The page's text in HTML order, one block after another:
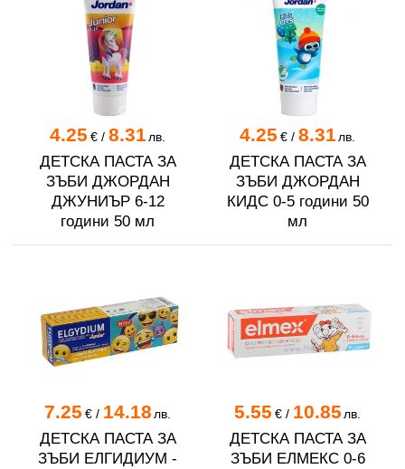
4.25 €/ 8.31лв.
ДЕТСКА ПАСТА ЗА
ЗЪБИ ДЖОРДАН
ДЖУНИЪР 6-12
години 50 мл
4.25 €/ 8.31лв.
ДЕТСКА ПАСТА ЗА
ЗЪБИ ДЖОРДАН
КИДС 0-5 години 50
мл
7.25 €/ 14.18 лв.
ДЕТСКА ПАСТА ЗА
ЗЪБИ ЕЛГИДИУМ -
5.55 €/ 10.85 лв.
ДЕТСКА ПАСТА ЗА
ЗЪБИ ЕЛМЕКС 0-6